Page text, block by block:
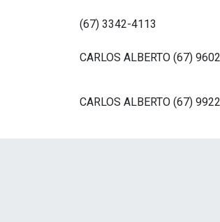
(67) 3342-4113
CARLOS ALBERTO (67)
CARLOS ALBERTO (67)